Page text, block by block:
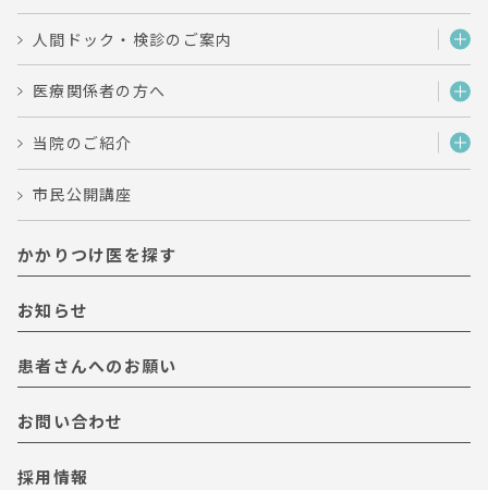
人間ドック・検診のご案内
医療関係者の方へ
当院のご紹介
市民公開講座
かかりつけ医を探す
お知らせ
患者さんへのお願い
お問い合わせ
採用情報